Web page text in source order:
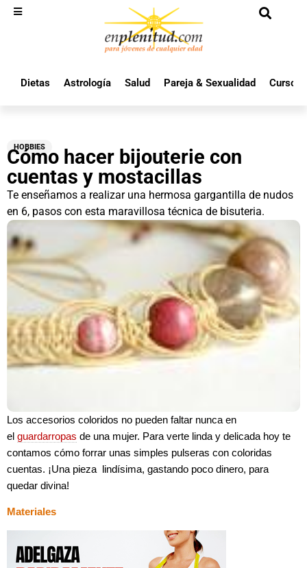
Dietas Astrología Salud Pareja & Sexualidad Cursos
HOBBIES
Cómo hacer bijouterie con
cuentas y mostacillas
Te enseñamos a realizar una hermosa gargantilla de nudos
en 6, pasos con esta maravillosa técnica de bisuteria.
Los accesorios coloridos no pueden faltar nunca en
el guardarropas de una mujer. Para verte linda y delicada hoy te
contamos cómo forrar unas simples pulseras con coloridas
cuentas. ¡Una pieza lindísima, gastando poco dinero, para
quedar divina!
Materiales